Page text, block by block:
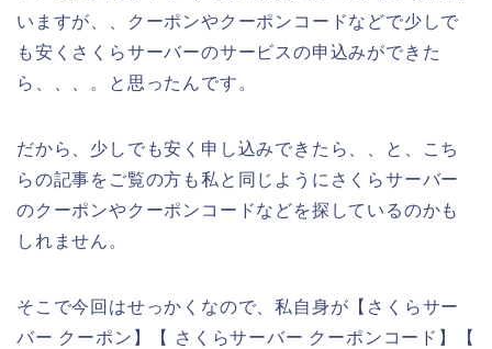
いますが、、クーポンやクーポンコードなどで少しで
も安くさくらサーバーのサービスの申込みができた
ら、、、。と思ったんです。
だから、少しでも安く申し込みできたら、、と、こち
らの記事をご覧の方も私と同じようにさくらサーバー
のクーポンやクーポンコードなどを探しているのかも
しれません。
そこで今回はせっかくなので、私自身が【さくらサー
バー クーポン】【 さくらサーバー クーポンコード】【